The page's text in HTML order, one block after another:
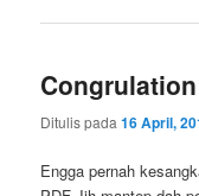
Congrulation
Ditulis pada16 April,
Engga pernah